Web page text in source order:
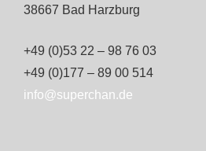
38667 Bad Harzburg
+49 (0)53 22 – 98 76 03
+49 (0)177 – 89 00 514
info@superchan.de